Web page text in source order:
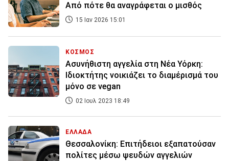
Από πότε θα αναγράφεται ο μισθός
15 Ιαν 2026 15:01
ΚΟΣΜΟΣ
Ασυνήθιστη αγγελία στη Νέα Υόρκη:
Ιδιοκτήτης νοικιάζει το διαμέρισμά του
μόνο σε vegan
02 Ιουλ 2023 18:49
ΕΛΛΑΔΑ
Θεσσαλονίκη: Επιτήδειοι εξαπατούσαν
πολίτες μέσω ψευδών αγγελιών